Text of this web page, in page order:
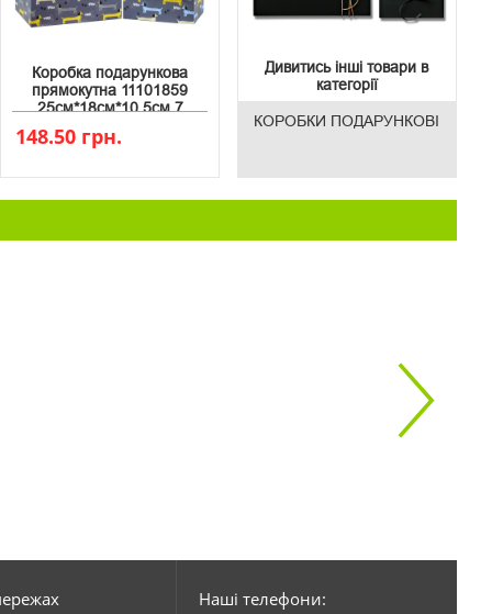
Коробка подарункова
прямокутна 11101859
25см*18см*10.5см 7
148.50 грн.
Дивитись інші товари в
категорії
КОРОБКИ ПОДАРУНКОВІ
Наші телефони: